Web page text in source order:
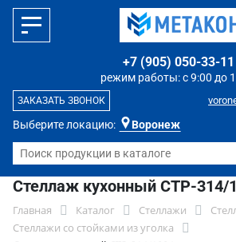
Выберите локацию: Воронеж
режим работы: с 9:00 до
+7 (905) 050-33-11
ЗАКАЗАТЬ ЗВОНОК
Стеллаж кухонный СТР-314/
Главная Каталог Стеллажи
Стеллажи со стойками из уголка